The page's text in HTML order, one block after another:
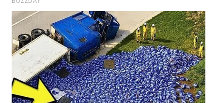
WAHANA
TANI
WAHANA
ADVOKAT
WAHANA